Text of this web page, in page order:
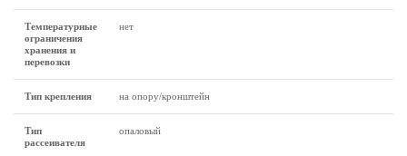
Температурные
ограничения
хранения и
перевозки
нет
Тип крепления на опору/кронштейн
Тип
рассеивателя
опаловый